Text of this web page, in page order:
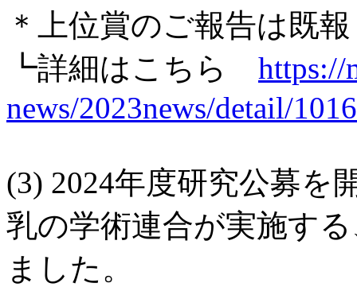
＊上位賞のご報告は既報
┗詳細はこちら
news/2023news/detail/
(3) 2024年度研究公募を
乳の学術連合が実施す
ました。